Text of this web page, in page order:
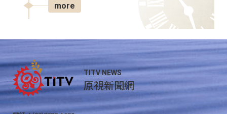
more
TITV NEWS
原視新聞網